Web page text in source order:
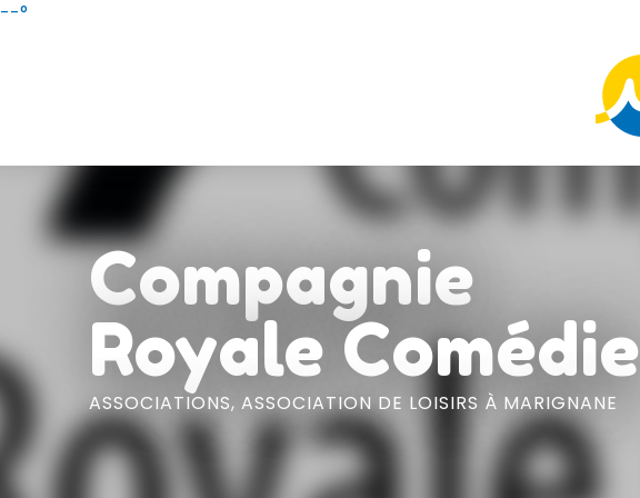
Aller
--°
Compagnie
Royale Comédie
ASSOCIATIONS, ASSOCIATION DE LOISIRS À MARIGNANE